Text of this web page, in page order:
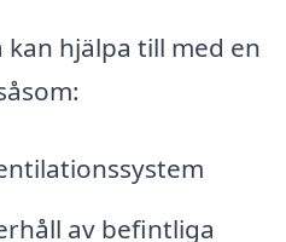
hjälpa till med en
av befintliga